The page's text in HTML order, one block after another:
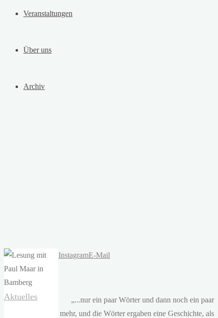
Veranstaltungen
Über uns
Archiv
Aktuelles
InstagramE-Mail
„...nur ein paar Wörter und dann noch ein paar
mehr, und die Wörter ergaben eine Geschichte, als